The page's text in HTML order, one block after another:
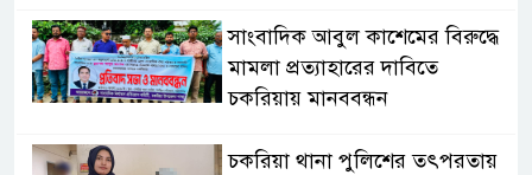
সাংবাদিক আবুল কাশেমের বিরুদ্ধে
মামলা প্রত্যাহারের দাবিতে
চকরিয়ায় মানববন্ধন
চকরিয়া থানা পুলিশের তৎপরতায়